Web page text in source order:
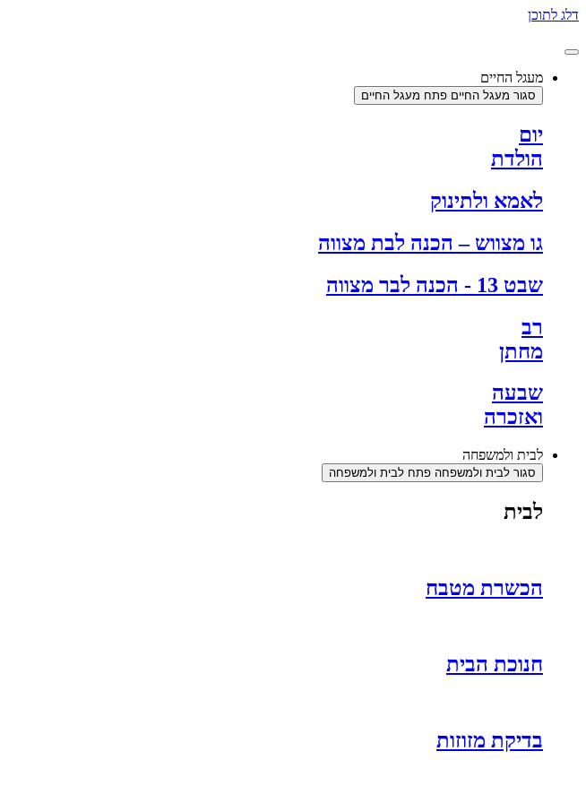
דלג לתוכן
מעגל החיים
סגור מעגל החיים פתח מעגל החיים
יום
הולדת
לאמא ולתינוק
גו מצווש – הכנה לבת מצווה
שבט 13 - הכנה לבר מצווה
רב
מחתן
שבעה
ואזכרה
לבית ולמשפחה
סגור לבית ולמשפחה פתח לבית ולמשפחה
לבית
הכשרת מטבח
חנוכת הבית
בדיקת מזוזות